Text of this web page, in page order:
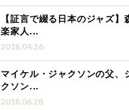
【証言で綴る日本のジャズ】
楽家人...
2018.04.26
マイケル・ジャクソンの父、
クソン...
2018.06.28